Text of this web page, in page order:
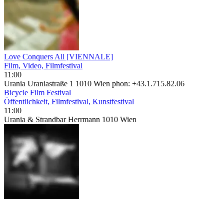
Love Conquers All [VIENNALE]
Film, Video, Filmfestival
11:00
Urania Uraniastraße 1 1010 Wien phon: +43.1.715.82.06
Bicycle Film Festival
Öffentlichkeit, Filmfestival, Kunstfestival
11:00
Urania & Strandbar Herrmann 1010 Wien